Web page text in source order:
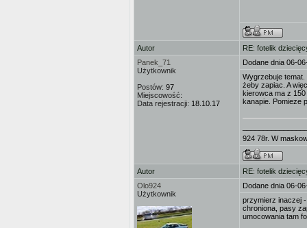
Autor
RE: fotelik
Panek_71
Użytkownik
Postów: 97
Miejscowość:
Data rejestracji: 18.10.17
Dodane dnia 06-
Wygrzebuje temat.
żeby zapiac. A
kierowca ma z
kanapie. Pomieze
924 78r. W
Autor
RE: fotelik
Olo924
Użytkownik
Dodane dnia 06-
przymierz inaczej -
chroniona, pasy
umocowania tam